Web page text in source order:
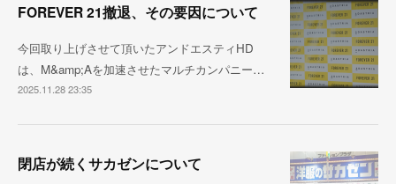
FOREVER 21撤退、その要因について
今回取り上げさせて頂いたアンドエスティHD
は、M&amp;Aを加速させたマルチカンパニー…
2025.11.28 23:35
閉店が続くサカゼンについて